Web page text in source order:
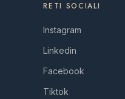
RETI SOCIALI
Instagram
Linkedin
Facebook
Tiktok